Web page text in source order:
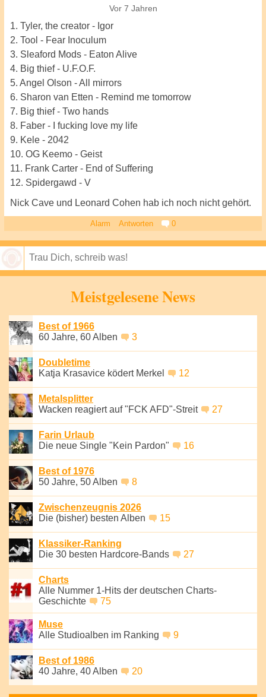
Vor 7 Jahren
1. Tyler, the creator - Igor
2. Tool - Fear Inoculum
3. Sleaford Mods - Eaton Alive
4. Big thief - U.F.O.F.
5. Angel Olson - All mirrors
6. Sharon van Etten - Remind me tomorrow
7. Big thief - Two hands
8. Faber - I fucking love my life
9. Kele - 2042
10. OG Keemo - Geist
11. Frank Carter - End of Suffering
12. Spidergawd - V
Nick Cave und Leonard Cohen hab ich noch nicht gehört.
Alarm Antworten 0
Meistgelesene News
Best of 1966
60 Jahre, 60 Alben
3
Doubletime
Katja Krasavice ködert Merkel
12
Metalsplitter
Wacken reagiert auf "FCK AFD"-Streit
27
Farin Urlaub
Die neue Single "Kein Pardon"
16
Best of 1976
50 Jahre, 50 Alben
8
Zwischenzeugnis 2026
Die (bisher) besten Alben
15
Klassiker-Ranking
Die 30 besten Hardcore-Bands
27
Charts
Alle Nummer 1-Hits der deutschen Charts-
Geschichte
75
Muse
Alle Studioalben im Ranking
9
Best of 1986
40 Jahre, 40 Alben
20